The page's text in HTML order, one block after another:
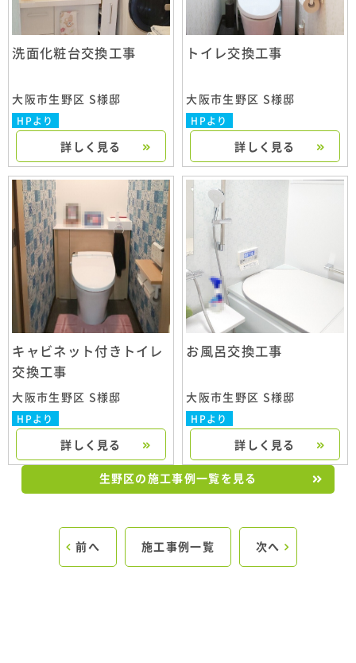
洗面化粧台交換工事
大阪市生野区 S様邸
HPより
詳しく見る
トイレ交換工事
大阪市生野区 S様邸
HPより
詳しく見る
キャビネット付きトイレ
交換工事
大阪市生野区 S様邸
HPより
詳しく見る
お風呂交換工事
大阪市生野区 S様邸
HPより
詳しく見る
生野区の施工事例一覧を見る
前へ 施工事例一覧 次へ